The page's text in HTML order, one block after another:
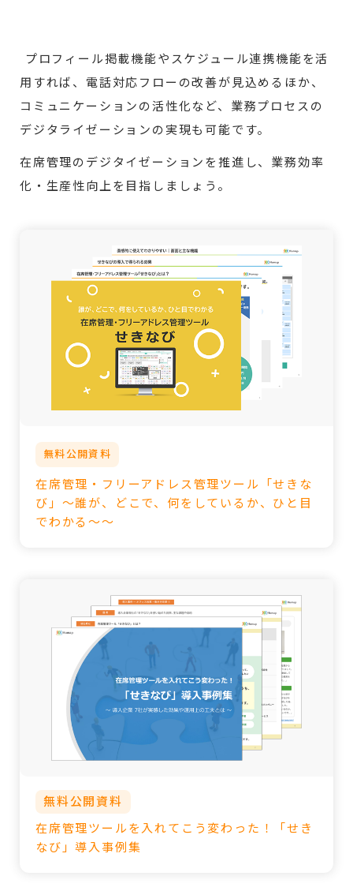
プロフィール掲載機能やスケジュール連携機能を活
用すれば、電話対応フローの改善が見込めるほか、
コミュニケーションの活性化など、業務プロセスの
デジタライゼーションの実現も可能です。
在席管理のデジタイゼーションを推進し、業務効率
化・生産性向上を目指しましょう。
無料公開資料
在席管理・フリーアドレス管理ツール「せきな
び」～誰が、どこで、何をしているか、ひと目
でわかる～～
無料公開資料
在席管理ツールを入れてこう変わった！「せき
なび」導入事例集